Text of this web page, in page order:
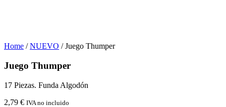
Home /NUEVO / Juego Thumper
Juego Thumper
17 Piezas. Funda Algodón
2,79 € IVA no incluido